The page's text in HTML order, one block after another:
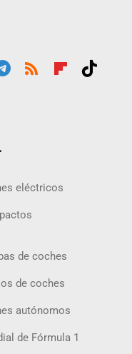
eléctricos
de coches
de coches
autónomos
de Fórmula 1